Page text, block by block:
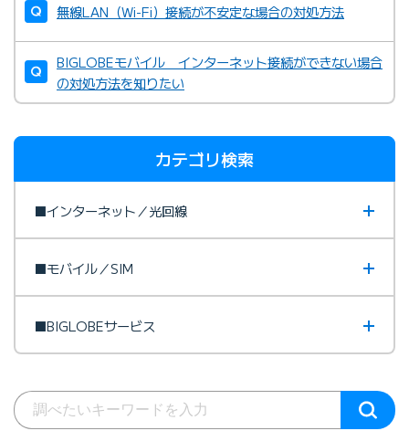
無線LAN（Wi-Fi）接続が不安定な場合の対処方法
BIGLOBEモバイル インターネット接続ができない場合
の対処方法を知りたい
カテゴリ検索
■インターネット／光回線
■モバイル／SIM
■BIGLOBEサービス